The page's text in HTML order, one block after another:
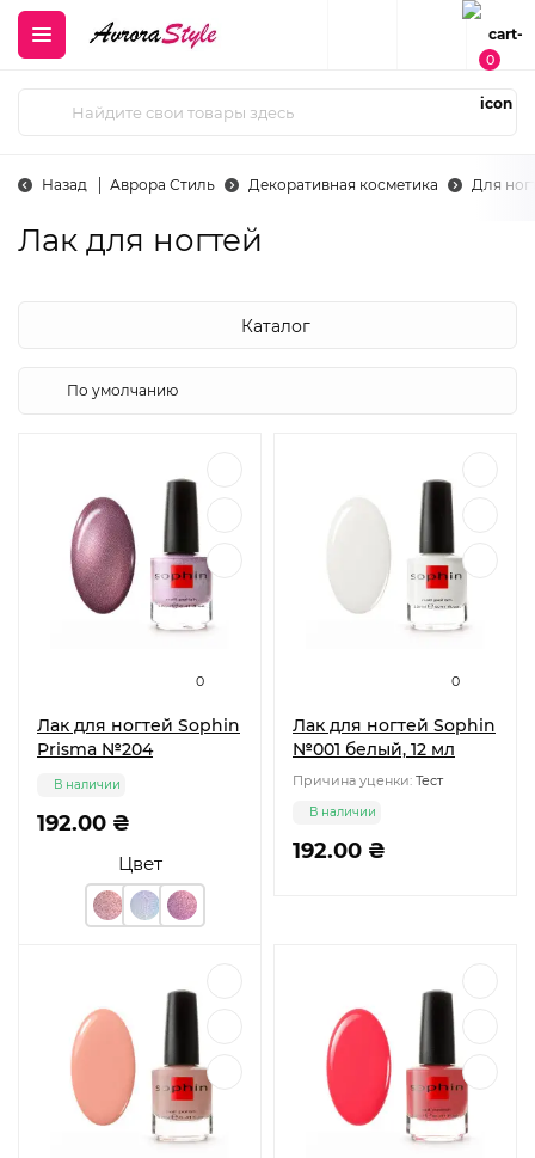
0
Назад Аврора Стиль Декоративная косметика Для
Лак для ногтей
Каталог
0
Лак для ногтей Sophin
Prisma №204
Цвет
192.00 ₴
В наличии
0
Лак для ногтей Sophin
№001 белый, 12 мл
Причина уценки: Тест
192.00 ₴
В наличии